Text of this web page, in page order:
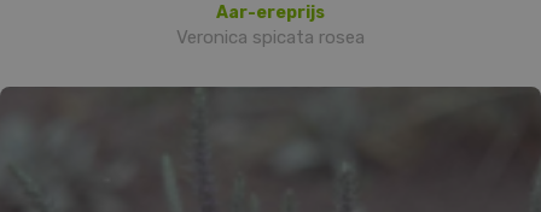
Aar-ereprijs
Veronica spicata rosea